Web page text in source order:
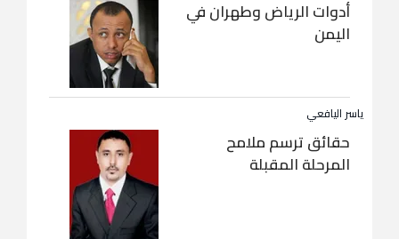
أدوات الرياض وطهران في
اليمن
ياسر اليافعي
حقائق ترسم ملامح
المرحلة المقبلة